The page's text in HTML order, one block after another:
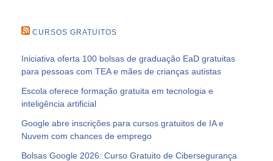
CURSOS GRATUITOS
Iniciativa oferta 100 bolsas de graduação EaD gratuitas
para pessoas com TEA e mães de crianças autistas
Escola oferece formação gratuita em tecnologia e
inteligência artificial
Google abre inscrições para cursos gratuitos de IA e
Nuvem com chances de emprego
Bolsas Google 2026: Curso Gratuito de Cibersegurança